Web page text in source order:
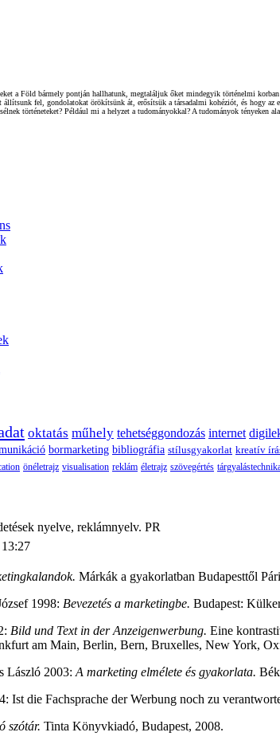
a Föld bármely pontján hallhatunk, megtaláljuk őket mindegyik történelmi
fel, gondolatokat örökítsünk át, erősítsük a társadalmi kohéziót, és hogy az
történeteket? Például mi a helyzet a tudományokkal? A tudományok tényeken
oktatás műhely tehetséggondozás internet
bormarketing bibliográfia stílusgyakorlat kreatív
önéletrajz visualisation reklám életrajz szövegértés
nyelve, reklámnyelv. PR
Márkák a gyakorlatban Budapesttől
1998: Bevezetés a marketingbe. Budapest:
Bild und Text in der Anzeigenwerbung. Eine
am Main, Berlin, Bern, Bruxelles, New York,
László 2003: A marketing elmélete és gyakorlata.
Ist die Fachsprache der Werbung noch zu
szótár. Tinta Könyvkiadó, Budapest, 2008.